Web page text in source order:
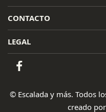
CONTACTO
LEGAL
© Escalada y más. Todos
creado por